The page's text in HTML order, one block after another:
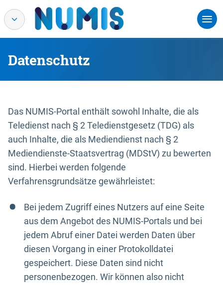
Datenschutz
Das NUMIS-Portal enthält sowohl Inhalte, die als
Teledienst nach § 2 Teledienstgesetz (TDG) als
auch Inhalte, die als Mediendienst nach § 2
Mediendienste-Staatsvertrag (MDStV) zu bewerten
sind. Hierbei werden folgende
Verfahrensgrundsätze gewährleistet:
Bei jedem Zugriff eines Nutzers auf eine Seite
aus dem Angebot des NUMIS-Portals und bei
jedem Abruf einer Datei werden Daten über
diesen Vorgang in einer Protokolldatei
gespeichert. Diese Daten sind nicht
personenbezogen. Wir können also nicht